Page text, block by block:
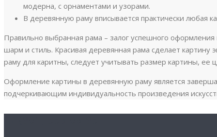
модерна, с орнаментами и узорами.
В деревянную раму вписывается практически любая
Правильно выбранная рама – залог успешного
шарм и стиль. Красивая деревянная рама сделает картину
раму для каритны, следует учитывать размер картины, ее
Оформление картины в деревянную раму является
подчеркивающим индивидуальность произведения